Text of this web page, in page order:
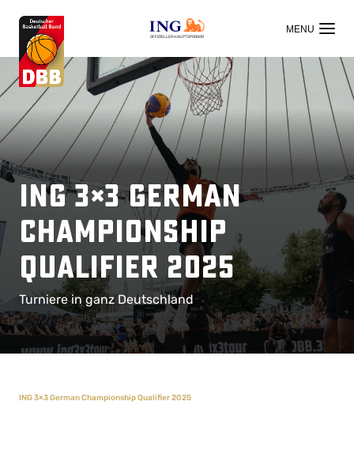
OFFIZIELLER HAUPTSPONSOR
ING 3×3 German
Championship
Qualifier 2025
Turniere in ganz Deutschland
ING 3×3 German Championship Qualifier 2025